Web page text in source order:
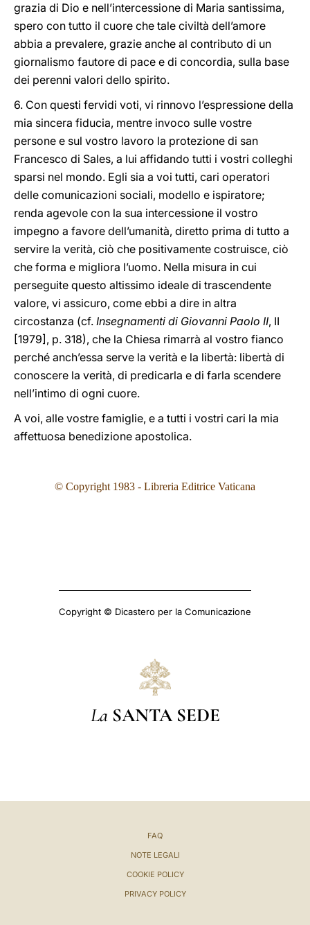
grazia di Dio e nell’intercessione di Maria santissima,
spero con tutto il cuore che tale civiltà dell’amore
abbia a prevalere, grazie anche al contributo di un
giornalismo fautore di pace e di concordia, sulla base
dei perenni valori dello spirito.
6. Con questi fervidi voti, vi rinnovo l’espressione della
mia sincera fiducia, mentre invoco sulle vostre
persone e sul vostro lavoro la protezione di san
Francesco di Sales, a lui affidando tutti i vostri colleghi
sparsi nel mondo. Egli sia a voi tutti, cari operatori
delle comunicazioni sociali, modello e ispiratore;
renda agevole con la sua intercessione il vostro
impegno a favore dell’umanità, diretto prima di tutto a
servire la verità, ciò che positivamente costruisce, ciò
che forma e migliora l’uomo. Nella misura in cui
perseguite questo altissimo ideale di trascendente
valore, vi assicuro, come ebbi a dire in altra
circostanza (cf. Insegnamenti di Giovanni Paolo II, II
[1979], p. 318), che la Chiesa rimarrà al vostro fianco
perché anch’essa serve la verità e la libertà: libertà di
conoscere la verità, di predicarla e di farla scendere
nell’intimo di ogni cuore.
A voi, alle vostre famiglie, e a tutti i vostri cari la mia
affettuosa benedizione apostolica.
© Copyright 1983 - Libreria Editrice Vaticana
Copyright © Dicastero per la Comunicazione
La SANTA SEDE
FAQ
NOTE LEGALI
COOKIE POLICY
PRIVACY POLICY